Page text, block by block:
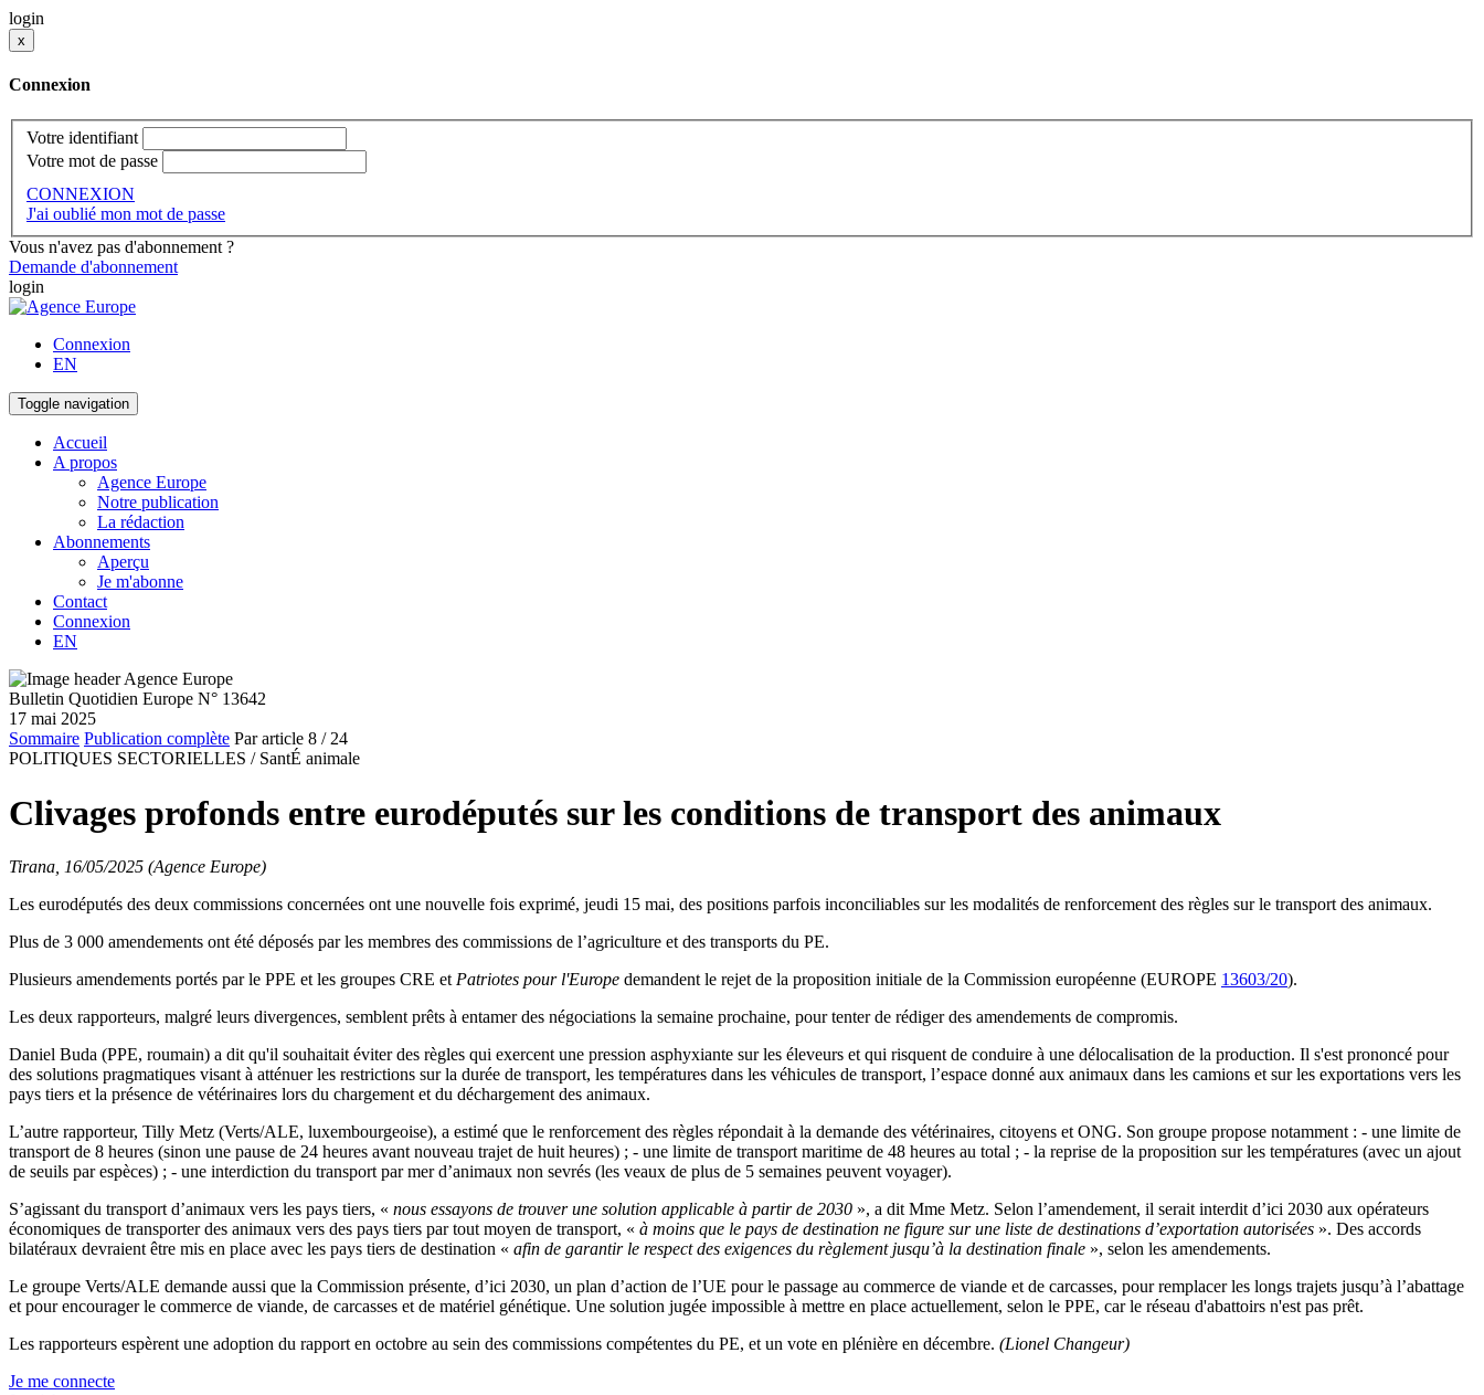
login
x
Connexion
Votre identifiant
Votre mot de passe
CONNEXION
J'ai oublié mon mot de passe
Vous n'avez pas d'abonnement ?
Demande d'abonnement
login
Connexion
EN
Toggle navigation
Accueil
A propos
Agence Europe
Notre publication
La rédaction
Abonnements
Aperçu
Je m'abonne
Contact
Connexion
EN
Bulletin Quotidien Europe N° 13642
17 mai 2025
Sommaire Publication complète Par article 8 / 24
POLITIQUES SECTORIELLES / SantÉ animale
Clivages profonds entre eurodéputés sur les conditions de transport des animaux
Tirana, 16/05/2025 (Agence Europe)
Les eurodéputés des deux commissions concernées ont une nouvelle fois exprimé, jeudi 15 mai, des positions parfois inconciliables sur les modalités de renforcement des règles sur le transport des animaux.
Plus de 3 000 amendements ont été déposés par les membres des commissions de l’agriculture et des transports du PE.
Plusieurs amendements portés par le PPE et les groupes CRE et Patriotes pour l'Europe demandent le rejet de la proposition initiale de la Commission européenne (EUROPE 13603/20).
Les deux rapporteurs, malgré leurs divergences, semblent prêts à entamer des négociations la semaine prochaine, pour tenter de rédiger des amendements de compromis.
Daniel Buda (PPE, roumain) a dit qu'il souhaitait éviter des règles qui exercent une pression asphyxiante sur les éleveurs et qui risquent de conduire à une délocalisation de la production. Il s'est prononcé pour
des solutions pragmatiques visant à atténuer les restrictions sur la durée de transport, les températures dans les véhicules de transport, l’espace donné aux animaux dans les camions et sur les exportations vers les
pays tiers et la présence de vétérinaires lors du chargement et du déchargement des animaux.
L’autre rapporteur, Tilly Metz (Verts/ALE, luxembourgeoise), a estimé que le renforcement des règles répondait à la demande des vétérinaires, citoyens et ONG. Son groupe propose notamment : - une limite de
transport de 8 heures (sinon une pause de 24 heures avant nouveau trajet de huit heures) ; - une limite de transport maritime de 48 heures au total ; - la reprise de la proposition sur les températures (avec un ajout
de seuils par espèces) ; - une interdiction du transport par mer d’animaux non sevrés (les veaux de plus de 5 semaines peuvent voyager).
S’agissant du transport d’animaux vers les pays tiers, « nous essayons de trouver une solution applicable à partir de 2030 », a dit Mme Metz. Selon l’amendement, il serait interdit d’ici 2030 aux opérateurs
économiques de transporter des animaux vers des pays tiers par tout moyen de transport, « à moins que le pays de destination ne figure sur une liste de destinations d’exportation autorisées ». Des accords
bilatéraux devraient être mis en place avec les pays tiers de destination « afin de garantir le respect des exigences du règlement jusqu’à la destination finale », selon les amendements.
Le groupe Verts/ALE demande aussi que la Commission présente, d’ici 2030, un plan d’action de l’UE pour le passage au commerce de viande et de carcasses, pour remplacer les longs trajets jusqu’à l’abattage
et pour encourager le commerce de viande, de carcasses et de matériel génétique. Une solution jugée impossible à mettre en place actuellement, selon le PPE, car le réseau d'abattoirs n'est pas prêt.
Les rapporteurs espèrent une adoption du rapport en octobre au sein des commissions compétentes du PE, et un vote en plénière en décembre. (Lionel Changeur)
Je me connecte